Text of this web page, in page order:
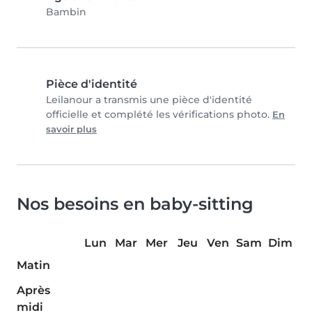
Bambin
Pièce d'identité
Leilanour a transmis une pièce d'identité
officielle et complété les vérifications photo. En
savoir plus
Nos besoins en baby-sitting
Lun Mar Mer Jeu Ven Sam Dim
Matin
Après
midi